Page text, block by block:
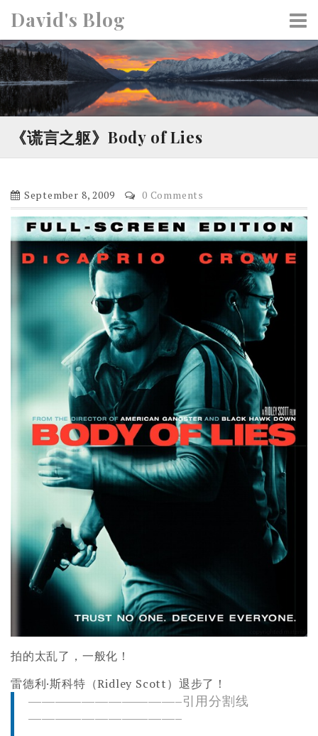
i
p
t
o
c
t
David's Blog
《谎言之躯》Body of Lies
September 8, 2009 0 Comments
拍的太乱了，一般化！
雷德利·斯科特（Ridley Scott）退步了！
———————————–引用分割线
———————————–